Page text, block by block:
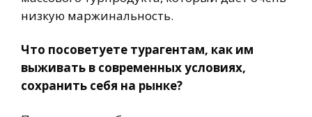
низкую маржинальность.
Что посоветуете турагентам, как им
выживать в современных условиях,
сохранить себя на рынке?